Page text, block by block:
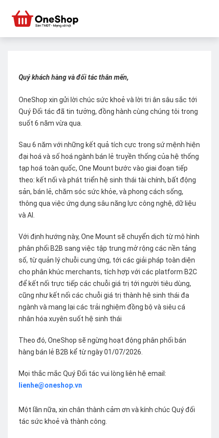
Quý khách hàng và đối tác thân mến,
OneShop xin gửi lời chúc sức khoẻ và lời tri ân sâu sắc tới
Quý Đối tác đã tin tưởng, đồng hành cùng chúng tôi trong
suốt 6 năm vừa qua.
Sau 6 năm với những kết quả tích cực trong sứ mệnh hiện
đại hoá và số hoá ngành bán lẻ truyền thống của hệ thống
tạp hoá toàn quốc, One Mount bước vào giai đoạn tiếp
theo: kết nối và phát triển hệ sinh thái tài chính, bất động
sản, bán lẻ, chăm sóc sức khỏe, và phong cách sống,
thông qua việc ứng dụng sâu năng lực công nghệ, dữ liệu
và AI.
Với định hướng này, One Mount sẽ chuyển dịch từ mô hình
phân phối B2B sang việc tập trung mở rộng các nền tảng
số, từ quản lý chuỗi cung ứng, tới các giải pháp toàn diện
cho phân khúc merchants, tích hợp với các platform B2C
để kết nối trực tiếp các chuỗi giá trị tới người tiêu dùng,
cũng như kết nối các chuỗi giá trị thành hệ sinh thái đa
ngành và mang lại các trải nghiệm đồng bộ và siêu cá
nhân hóa xuyên suốt hệ sinh thái
Theo đó, OneShop sẽ ngừng hoạt động phân phối bán
hàng bán lẻ B2B kể từ ngày 01/07/2026.
Mọi thắc mắc Quý Đối tác vui lòng liên hệ email:
lienhe@oneshop.vn
Một lần nữa, xin chân thành cảm ơn và kính chúc Quý đối
tác sức khoẻ và thành công.